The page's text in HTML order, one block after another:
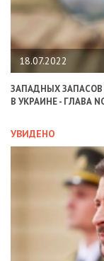
18.07.2022
ЗАПАДНЫХ
В УКРАИНЕ - ГЛАВА
УВИДЕНО